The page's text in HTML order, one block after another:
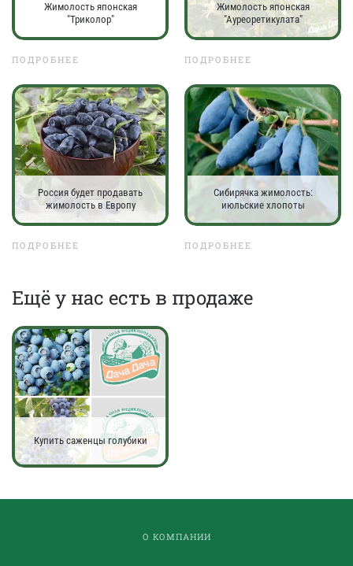
Жимолость японская
"Триколор"
ПОДРОБНЕЕ
Жимолость японская
"Ауреоретикулата"
ПОДРОБНЕЕ
Россия будет продавать
жимолость в Европу
ПОДРОБНЕЕ
Сибирячка жимолость:
июльские хлопоты
ПОДРОБНЕЕ
Eщё у нас есть в продаже
Купить саженцы голубики
О КОМПАНИИ